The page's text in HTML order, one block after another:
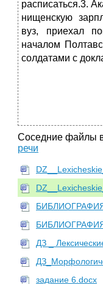
расписаться.3.
нищенскую
вуз, приехал
началом
солдатами с
Соседние файлы
речи
ДЗ _
задание 6.docx